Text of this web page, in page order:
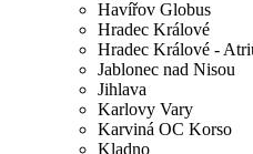
Havířov Globus
Hradec Králové
Hradec Králové -
Jablonec nad Nisou
Jihlava
Karlovy Vary
Karviná OC Korso
Kladno